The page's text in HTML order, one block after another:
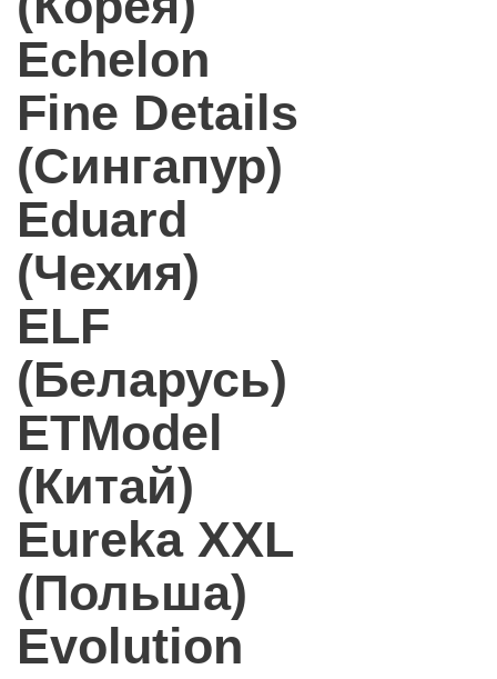
Echelon
Fine Details
(Сингапур)
Eduard
(Чехия)
ELF
(Беларусь)
ETModel
(Китай)
Eureka XXL
(Польша)
Evolution